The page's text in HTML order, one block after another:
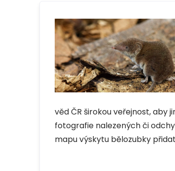
věd ČR širokou veřejnost, aby
fotografie nalezených či
mapu výskytu bělozubky